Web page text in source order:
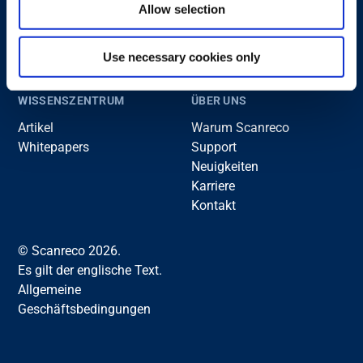
Allow selection
Use necessary cookies only
Verladen (Ladekran)
Argrar
Nutzfahrzeuge
WISSENSZENTRUM
Artikel
Whitepapers
ÜBER UNS
Warum Scanreco
Support
Neuigkeiten
Karriere
Kontakt
© Scanreco 2026.
Es gilt der englische Text.
Allgemeine
Geschäftsbedingungen